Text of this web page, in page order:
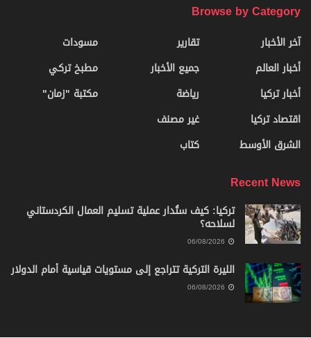
Browse by Category
آخر الأخبار
أخبار العالم
أخبار تركيا
اقتصاد تركيا
الشرق الأوسط
تقارير
جميع الأخبار
رياضة
غير مصنف
كتاب
مسودات
مطبخ تركي
مكتبة "زمان"
Recent News
تركيا: كيف ستُدار عملية تسليم العمال الكردستاني
لسلاحه؟
الليرة التركية تتراجع إلى مستويات قياسية أمام الدولار